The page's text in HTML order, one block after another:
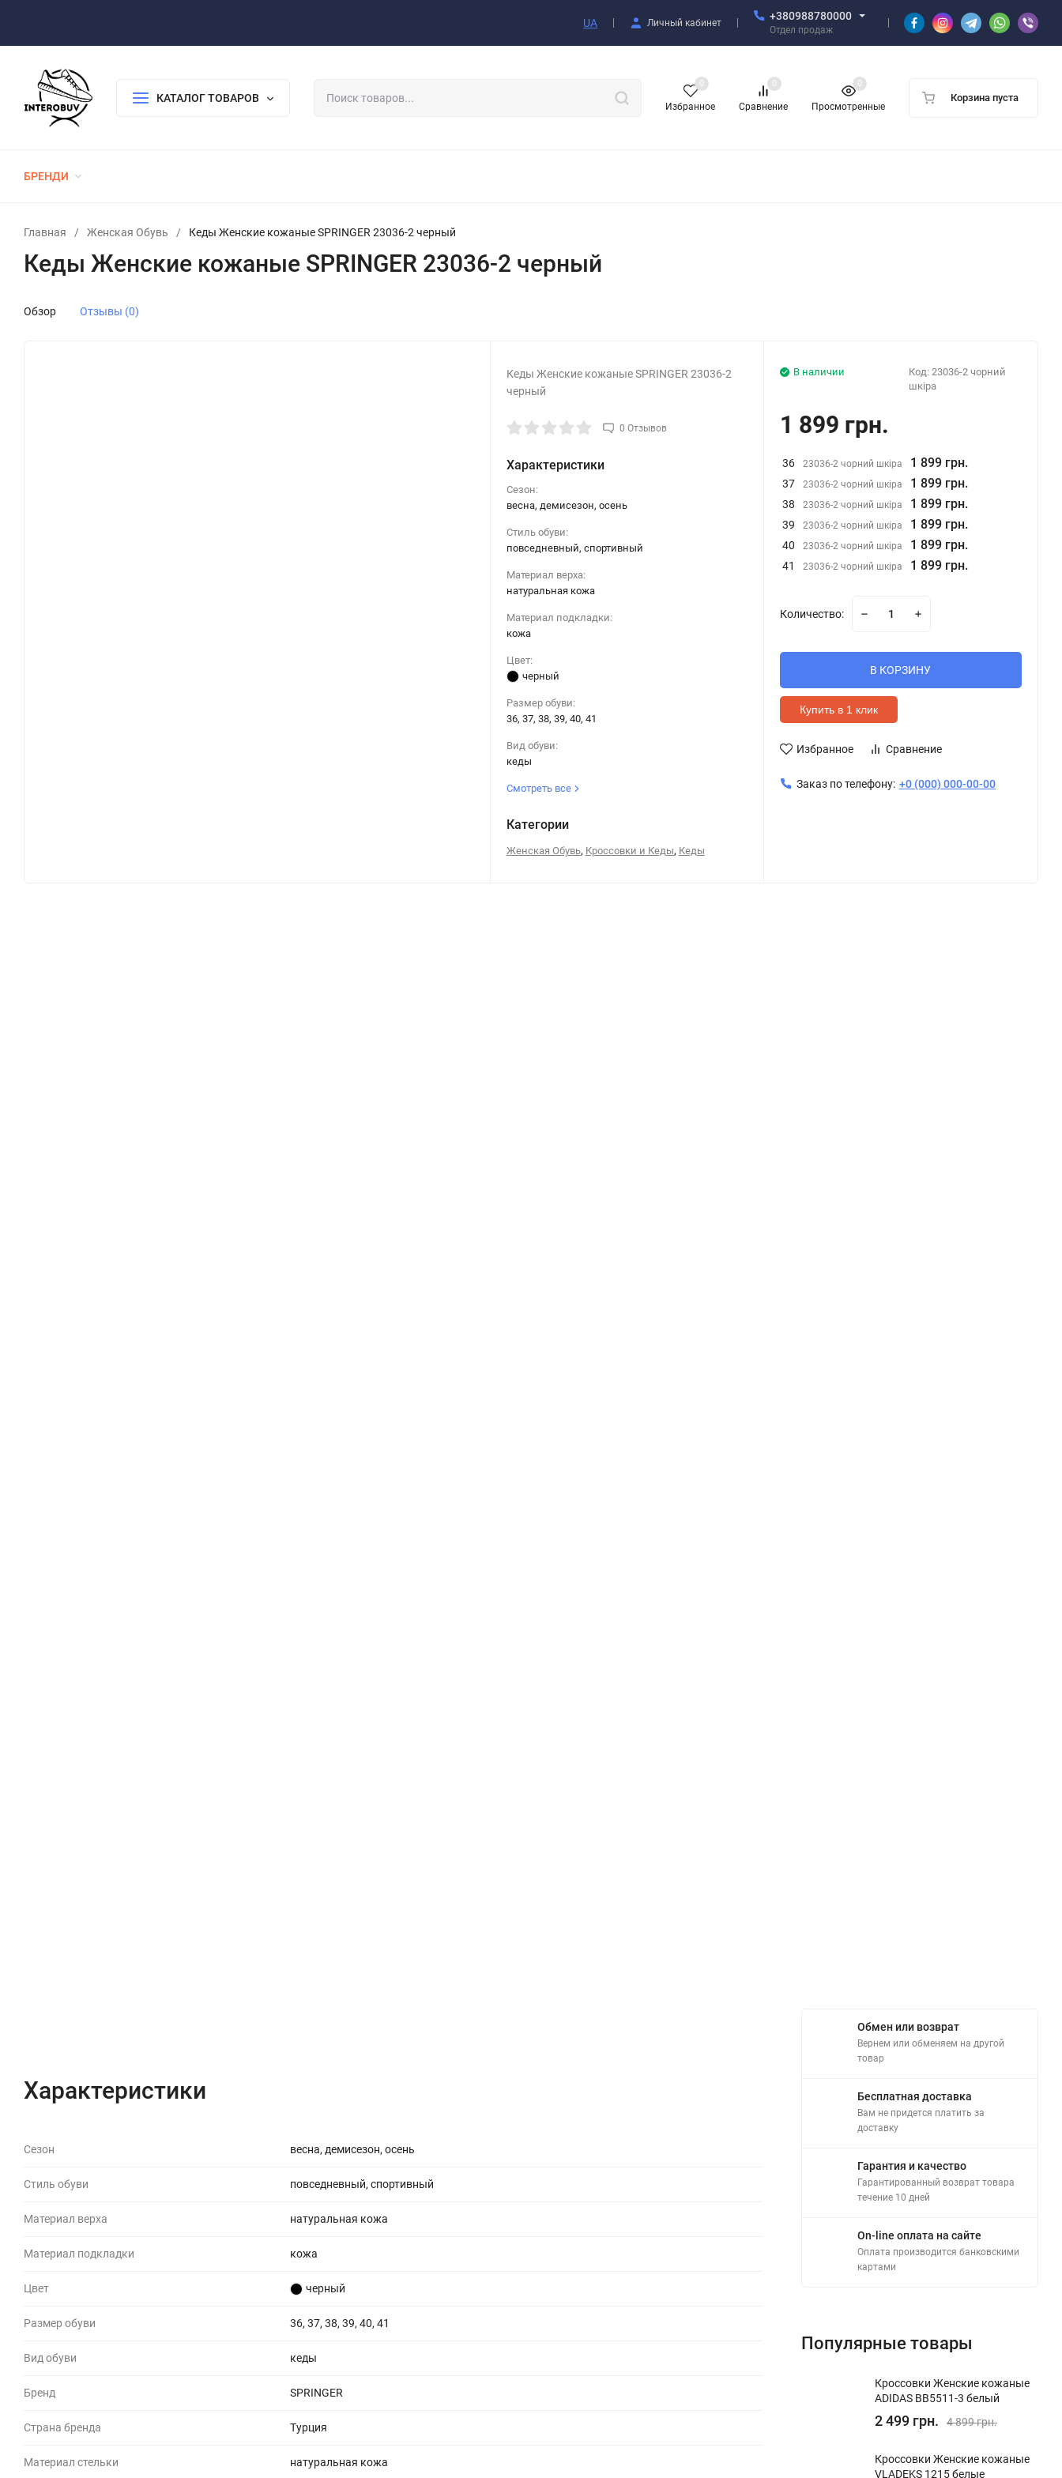
UA Личный кабинет
+380988780000
Отдел продаж
КАТАЛОГ ТОВАРОВ
Избранное
0
Сравнение
0
Просмотренные
0
Корзина пуста
БРЕНДИ
Главная / Женская Обувь / Кеды Женские кожаные SPRINGER 23036-2 черный
Кеды Женские кожаные SPRINGER 23036-2 черный
Обзор Отзывы (0)
Кеды Женские кожаные SPRINGER 23036-2
черный
0 Отзывов
Характеристики
Сезон:
весна, демисезон, осень
Стиль обуви:
повседневный, спортивный
Материал верха:
натуральная кожа
Материал подкладки:
кожа
Цвет:
черный
Размер обуви:
36, 37, 38, 39, 40, 41
Вид обуви:
кеды
Смотреть все
Категории
Женская Обувь, Кроссовки и Кеды, Кеды
В наличии Код: 23036-2 чорний
шкіра
1 899 грн.
36 23036-2 чорний шкіра 1 899 грн.
37 23036-2 чорний шкіра 1 899 грн.
38 23036-2 чорний шкіра 1 899 грн.
39 23036-2 чорний шкіра 1 899 грн.
40 23036-2 чорний шкіра 1 899 грн.
41 23036-2 чорний шкіра 1 899 грн.
Количество:
В КОРЗИНУ
Купить в 1 клик
Избранное Сравнение
Заказ по телефону: +0 (000) 000-00-00
Характеристики
Сезон весна, демисезон, осень
Стиль обуви повседневный, спортивный
Материал верха натуральная кожа
Материал подкладки кожа
Цвет черный
Размер обуви 36, 37, 38, 39, 40, 41
Вид обуви кеды
Бренд SPRINGER
Страна бренда Турция
Материал стельки натуральная кожа
Обмен или возврат
Вернем или обменяем на другой
товар
Бесплатная доставка
Вам не придется платить за
доставку
Гарантия и качество
Гарантированный возврат товара
течение 10 дней
On-line оплата на сайте
Оплата производится банковскими
картами
Популярные товары
Кроссовки Женские кожаные
ADIDAS BB5511-3 белый
2 499 грн. 4 899 грн.
Кроссовки Женские кожаные
VLADEKS 1215 белые